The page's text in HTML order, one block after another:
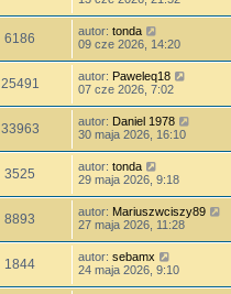
6186 autor: tonda
09 cze 2026, 14:20
25491 autor: Paweleq18
07 cze 2026, 7:02
33963 autor: Daniel 1978
30 maja 2026, 16:10
3525 autor: tonda
29 maja 2026, 9:18
8893 autor: Mariuszwciszy89
27 maja 2026, 11:28
1844 autor: sebamx
24 maja 2026, 9:10